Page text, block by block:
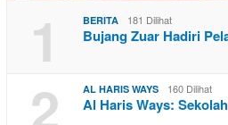
1 BERITA 181 Dilihat
Bujang Zuar Hadiri
2 AL HARIS WAYS 160 Dilihat
Al Haris Ways: